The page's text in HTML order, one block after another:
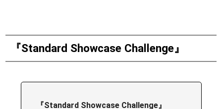
『Standard Showcase Challenge』
『Standard Showcase Challenge』